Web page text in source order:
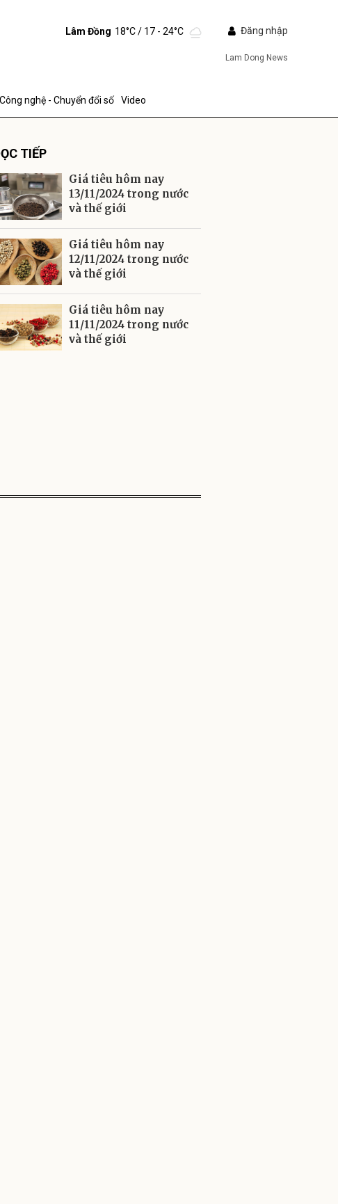
Lâm Đồng 18°C/ 17 - 24°C Đăng nhập
Lam Dong News
Công nghệ - Chuyển đổi số Video
TIẾP
Giá tiêu hôm nay
13/11/2024 trong nước
và thế giới
Giá tiêu hôm nay
12/11/2024 trong nước
và thế giới
Giá tiêu hôm nay
11/11/2024 trong nước
và thế giới
Gửi